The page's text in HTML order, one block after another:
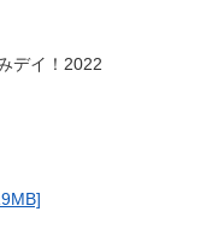
デイ！2022